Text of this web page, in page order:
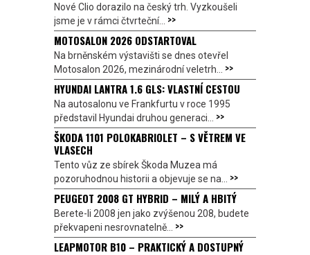
Nové Clio dorazilo na český trh. Vyzkoušeli
jsme je v rámci čtvrteční... >>
MOTOSALON 2026 ODSTARTOVAL
Na brněnském výstavišti se dnes otevřel
Motosalon 2026, mezinárodní veletrh... >>
HYUNDAI LANTRA 1.6 GLS: VLASTNÍ CESTOU
Na autosalonu ve Frankfurtu v roce 1995
představil Hyundai druhou generaci... >>
ŠKODA 1101 POLOKABRIOLET – S VĚTREM VE
VLASECH
Tento vůz ze sbírek Škoda Muzea má
pozoruhodnou historii a objevuje se na... >>
PEUGEOT 2008 GT HYBRID – MILÝ A HBITÝ
Berete-li 2008 jen jako zvýšenou 208, budete
překvapeni nesrovnatelně... >>
LEAPMOTOR B10 – PRAKTICKÝ A DOSTUPNÝ